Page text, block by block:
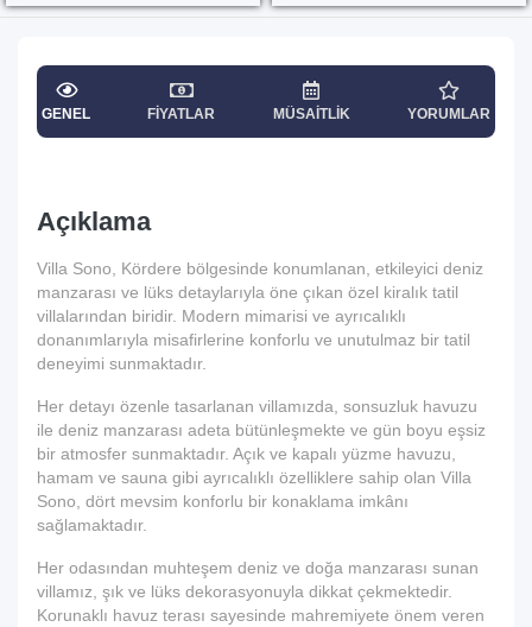
GENEL FIYATLAR MÜSAITLIK YORUMLAR
Açıklama
Villa Sono, Kördere bölgesinde konumlanan, etkileyici deniz
manzarası ve lüks detaylarıyla öne çıkan özel kiralık tatil
villalarından biridir. Modern mimarisi ve ayrıcalıklı
donanımlarıyla misafirlerine konforlu ve unutulmaz bir tatil
deneyimi sunmaktadır.
Her detayı özenle tasarlanan villamızda, sonsuzluk havuzu
ile deniz manzarası adeta bütünleşmekte ve gün boyu eşsiz
bir atmosfer sunmaktadır. Açık ve kapalı yüzme havuzu,
hamam ve sauna gibi ayrıcalıklı özelliklere sahip olan Villa
Sono, dört mevsim konforlu bir konaklama imkânı
sağlamaktadır.
Her odasından muhteşem deniz ve doğa manzarası sunan
villamız, şık ve lüks dekorasyonuyla dikkat çekmektedir.
Korunaklı havuz terası sayesinde mahremiyete önem veren